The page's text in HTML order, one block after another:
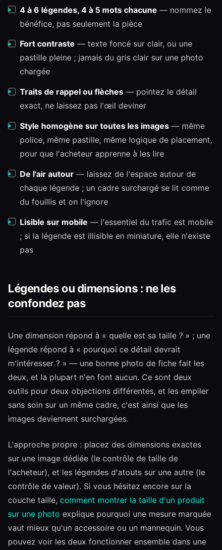
4 à 6 légendes, 4 à 5 mots chacune — nommez le
bénéfice, pas seulement la pièce
Fort contraste — texte foncé sur clair, ou une
pastille pleine ; jamais du gris clair sur une photo
chargée
Traits de rappel ou flèches — pointez le détail
exact, ne laissez pas l'œil deviner
Style homogène sur toutes les images — même
police, même pastille, même logique de placement,
pour que l'acheteur apprenne à les lire
De l'air autour — laissez de l'espace autour de
chaque légende ; un cadre surchargé se lit comme
du fouillis et on l'ignore
Lisible sur mobile — l'essentiel du trafic est mobile
; si la légende est illisible en miniature, elle n'existe
pas
Légendes ou dimensions : ne les
confondez pas
Une dimension répond à « quelle est sa taille ? » ; une
légende répond à « pourquoi ce détail devrait
m'intéresser ? » — une bonne photo de fiche fait les
deux, et la plupart n'en font aucun. Ce sont deux
outils pour deux objections différentes, et les empiler
sans soin sur un même cadre, c'est ainsi que les
images deviennent surchargées.
L'approche propre : placez des dimensions exactes
sur une image dédiée (le contrôle de taille de
l'acheteur), et les légendes d'atouts sur une autre (le
contrôle de valeur). Si vous hésitez encore sur la
couche taille, comment montrer la taille d'un produit
sur une photo explique pourquoi une mesure marquée
vaut mieux qu'un accessoire ou un mannequin. Vous
pouvez voir les deux fonctionner ensemble dans une